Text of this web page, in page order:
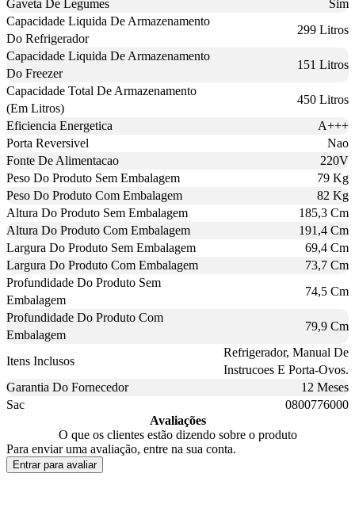
Gaveta De Legumes
Sim
Capacidade Liquida De Armazenamento
Do Refrigerador
299 Litros
Capacidade Liquida De Armazenamento
Do Freezer
151 Litros
Capacidade Total De Armazenamento
(Em Litros)
450 Litros
Eficiencia Energetica
A+++
Porta Reversivel
Nao
Fonte De Alimentacao
220V
Peso Do Produto Sem Embalagem
79 Kg
Peso Do Produto Com Embalagem
82 Kg
Altura Do Produto Sem Embalagem
185,3 Cm
Altura Do Produto Com Embalagem
191,4 Cm
Largura Do Produto Sem Embalagem
69,4 Cm
Largura Do Produto Com Embalagem
73,7 Cm
Profundidade Do Produto Sem
Embalagem
74,5 Cm
Profundidade Do Produto Com
Embalagem
79,9 Cm
Itens Inclusos
Refrigerador, Manual De
Instrucoes E Porta-Ovos.
Garantia Do Fornecedor
12 Meses
Sac
0800776000
Avaliações
O que os clientes estão dizendo sobre o produto
Para enviar uma avaliação, entre na sua conta.
Entrar para avaliar